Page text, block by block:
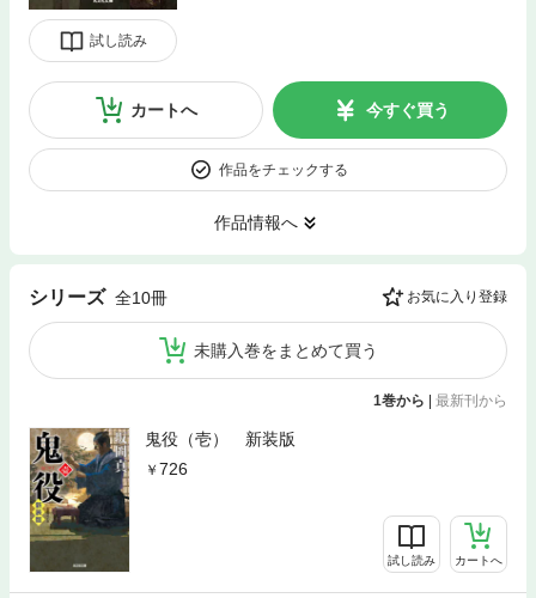
試し読み
カートへ 今すぐ買う
作品をチェックする
作品情報へ
シリーズ 全10冊 お気に入り登録
未購入巻をまとめて買う
1巻から | 最新刊から
鬼役（壱） 新装版
726
試し読み カートへ